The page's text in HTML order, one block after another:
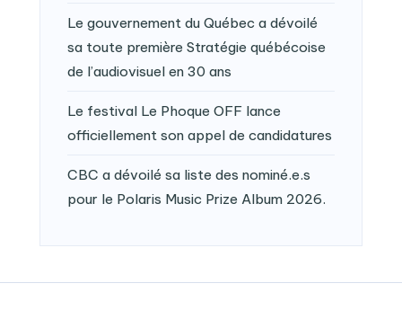
Le gouvernement du Québec a dévoilé
sa toute première Stratégie québécoise
de l’audiovisuel en 30 ans
Le festival Le Phoque OFF lance
officiellement son appel de candidatures
CBC a dévoilé sa liste des nominé.e.s
pour le Polaris Music Prize Album 2026.